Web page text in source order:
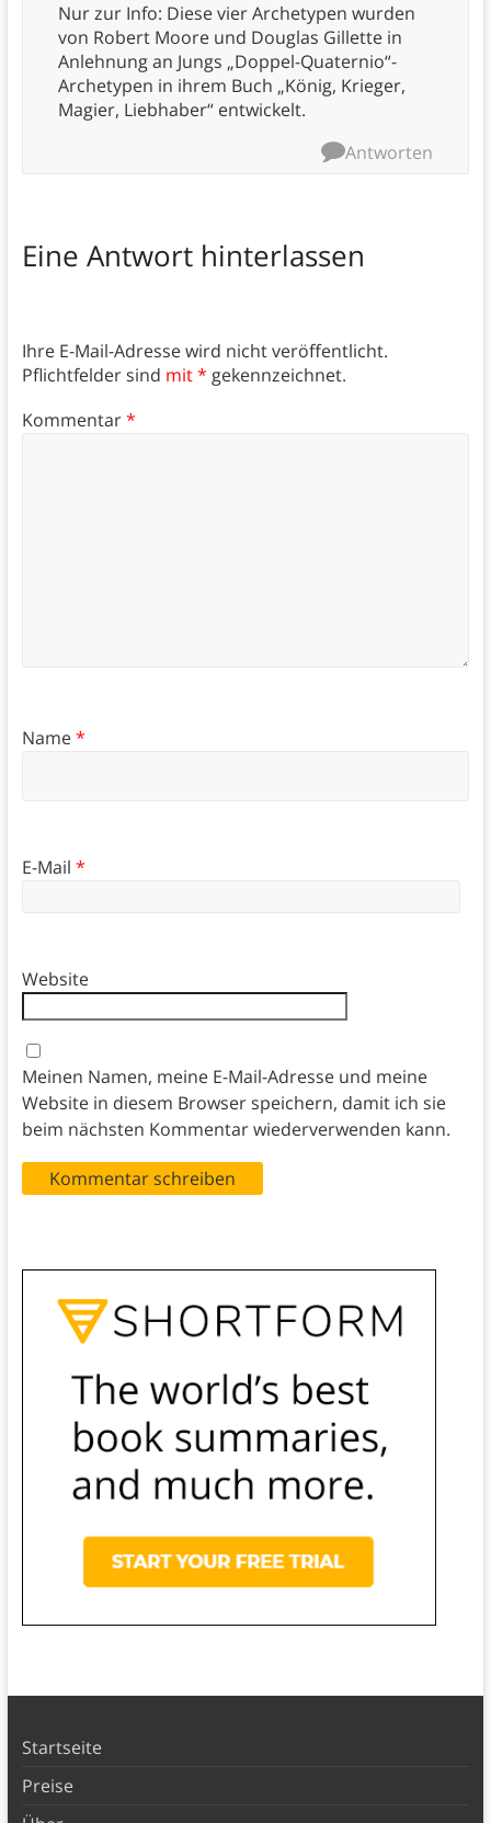
Nur zur Info: Diese vier Archetypen wurden
von Robert Moore und Douglas Gillette in
Anlehnung an Jungs „Doppel-Quaternio“-
Archetypen in ihrem Buch „König, Krieger,
Magier, Liebhaber“ entwickelt.
Antworten
Eine Antwort hinterlassen
Ihre E-Mail-Adresse wird nicht veröffentlicht.
Pflichtfelder sind mit * gekennzeichnet.
Kommentar*
Name*
E-Mail *
Website
Meinen Namen, meine E-Mail-Adresse und meine
Website in diesem Browser speichern, damit ich sie
beim nächsten Kommentar wiederverwenden kann.
Startseite
Preise